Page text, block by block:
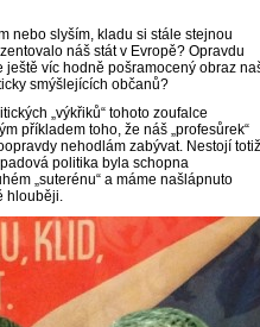
nebo slyším, kladu si stále stejnou
náš stát v Evropě? Opravdu
víc hodně pošramocený obraz
smýšlejících občanů?
„výkřiků“ tohoto zoufalce
příkladem toho, že náš „profesůrek“
nehodlám zabývat. Nestojí
politika byla schopna
„suterénu“ a máme našlápnuto
hlouběji.